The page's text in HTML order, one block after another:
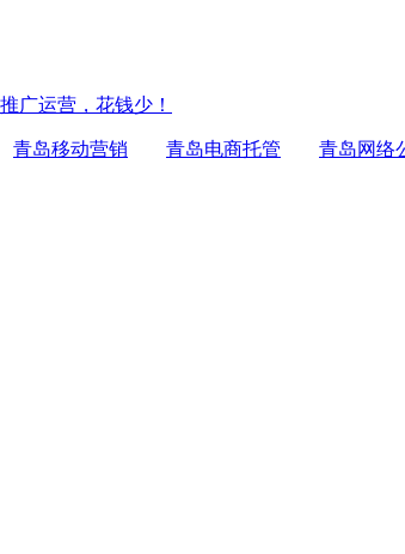
广运营，花钱少！
青岛移动营销 青岛电商托管 青岛网络